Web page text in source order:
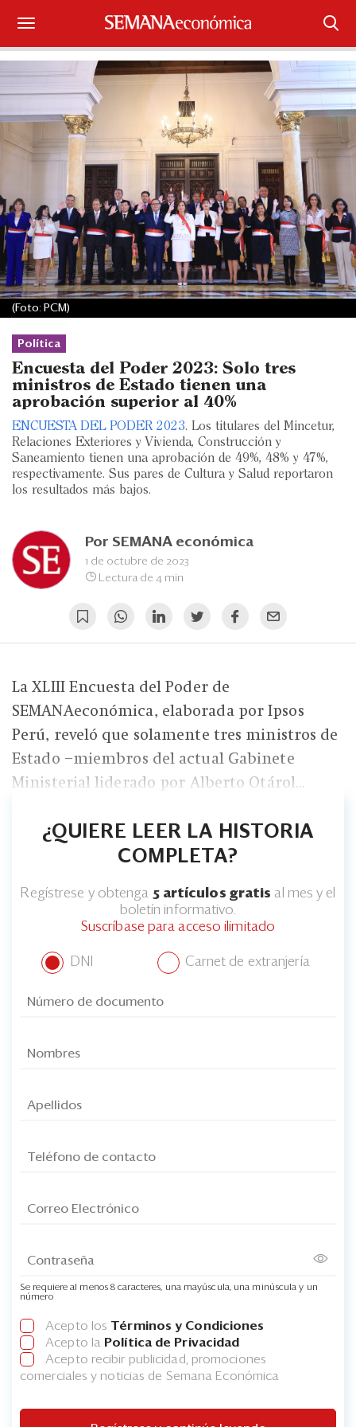
Suscríbase
Iniciar sesión
Portada
¿Qué está pasando?
Sectores y Empresas
Management
Economía y Finanzas
Legal y Política
Eventos
Blogs
Ranking CEO
Edición Impresa
Política
Encuesta del Poder 2023: Solo tres
ministros de Estado tienen una
aprobación superior al 40%
ENCUESTA DEL PODER 2023. Los titulares del Mincetur,
Relaciones Exteriores y Vivienda, Construcción y
Saneamiento tienen una aprobación de 49%, 48% y 47%,
respectivamente. Sus pares de Cultura y Salud reportaron
los resultados más bajos.
Por SEMANA económica
1 de octubre de 2023
Lectura de 4 min
(Foto: PCM)
La XLIII Encuesta del Poder de
SEMANAeconómica, elaborada por Ipsos
Perú, reveló que solamente tres ministros de
Estado –miembros del actual Gabinete
Ministerial liderado por Alberto Otárol...
¿QUIERE LEER LA HISTORIA
COMPLETA?
Regístrese y obtenga 5 artículos gratis al mes y el
boletín informativo.
Suscríbase para acceso ilimitado
DNI Carnet de extranjería
Se requiere al menos 8 caracteres, una mayúscula, una minúscula y un
número
Acepto los Términos y Condiciones
Acepto la Política de Privacidad
Acepto recibir publicidad, promociones
comerciales y noticias de Semana Económica